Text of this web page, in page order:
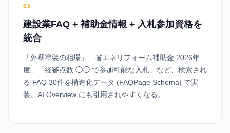
02
建設業FAQ + 補助金情報 + 入札参加資格を
統合
「外壁塗装の相場」「省エネリフォーム補助金 2026年
度」「経審点数 ◯◯ で参加可能な入札」など、検索され
る FAQ 30件を構造化データ (FAQPage Schema) で実
装。AI Overview にも引用されやすくなる。